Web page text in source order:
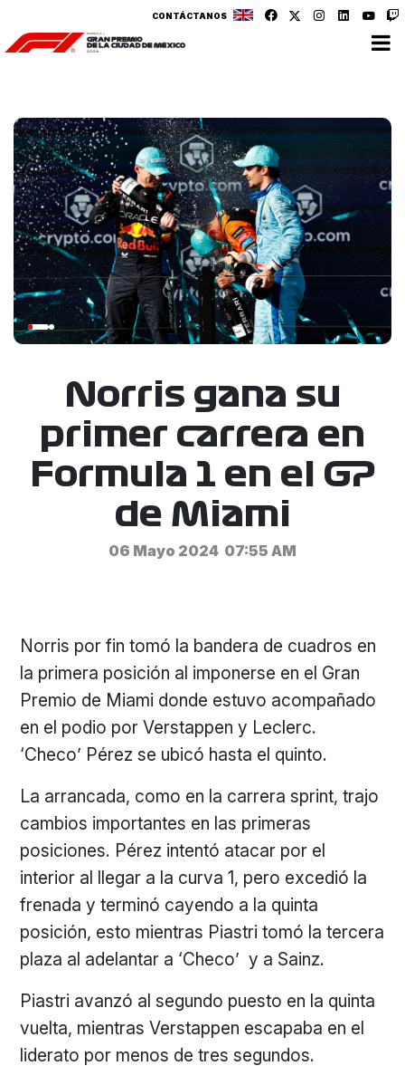
CONTÁCTANOS
Norris gana su
primer carrera en
Formula 1 en el GP
de Miami
06 Mayo 2024 07:55 AM
Norris por fin tomó la bandera de cuadros en
la primera posición al imponerse en el Gran
Premio de Miami donde estuvo acompañado
en el podio por Verstappen y Leclerc.
‘Checo’ Pérez se ubicó hasta el quinto.
La arrancada, como en la carrera sprint, trajo
cambios importantes en las primeras
posiciones. Pérez intentó atacar por el
interior al llegar a la curva 1, pero excedió la
frenada y terminó cayendo a la quinta
posición, esto mientras Piastri tomó la tercera
plaza al adelantar a ‘Checo’ y a Sainz.
Piastri avanzó al segundo puesto en la quinta
vuelta, mientras Verstappen escapaba en el
liderato por menos de tres segundos.